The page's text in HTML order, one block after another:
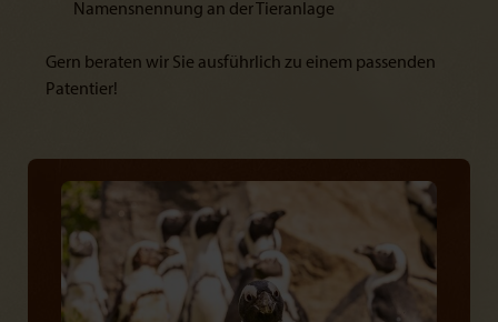
Namensnennung an der Tieranlage
Gern beraten wir Sie ausführlich zu einem passenden
Patentier!